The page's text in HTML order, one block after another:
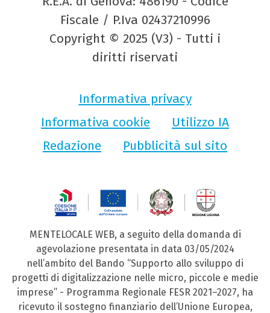
Fiscale / P.Iva 02437210996
Copyright © 2025 (V3) - Tutti i
diritti riservati
Informativa privacy
Informativa cookie
Utilizzo IA
Redazione
Pubblicità sul sito
MENTELOCALE WEB, a seguito della domanda di
agevolazione presentata in data 03/05/2024
nell’ambito del Bando “Supporto allo sviluppo di
progetti di digitalizzazione nelle micro, piccole e medie
imprese” - Programma Regionale FESR 2021–2027, ha
ricevuto il sostegno finanziario dell’Unione Europea,